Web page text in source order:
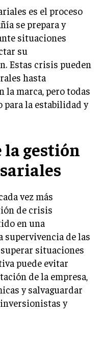
es el proceso
se prepara y
situaciones
su
Estas crisis pueden
hasta
la marca, pero todas
para la estabilidad y
gestión
vez más
de crisis
en una
supervivencia de las
situaciones
puede evitar
de la empresa,
y salvaguardar
y